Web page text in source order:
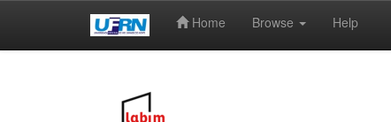
Home Browse Help